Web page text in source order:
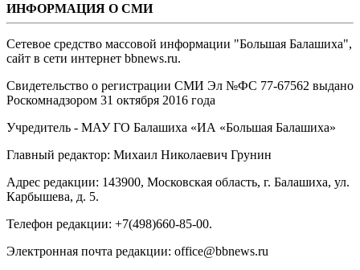
ИНФОРМАЦИЯ О СМИ
Сетевое средство массовой информации "Большая Балашиха",
сайт в сети интернет bbnews.ru.
Свидетельство о регистрации СМИ Эл №ФС ‎77-67562 выдано
Роскомнадзором 31 октября 2016 года
Учредитель - МАУ ГО Балашиха «ИА «Большая Балашиха»
Главный редактор: Михаил Николаевич Грунин
Адрес редакции: 143900, Московская область, г. Балашиха, ул.
Карбышева, д. 5.
Телефон редакции: +7(498)660-85-00.
Электронная почта редакции: office@bbnews.ru